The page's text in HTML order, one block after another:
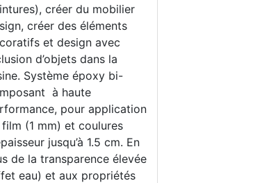
créer du mobilier
créer des éléments
et design avec
d’objets dans la
Système époxy bi-
à haute
pour application
film (1 mm) et coulures
jusqu’à 1.5 cm. En
de la transparence élevée
eau) et aux propriétés